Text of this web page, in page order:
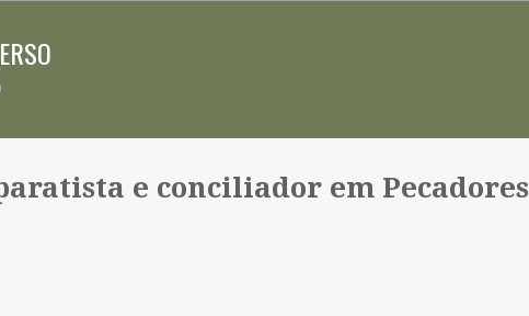
e conciliador em Pecadores